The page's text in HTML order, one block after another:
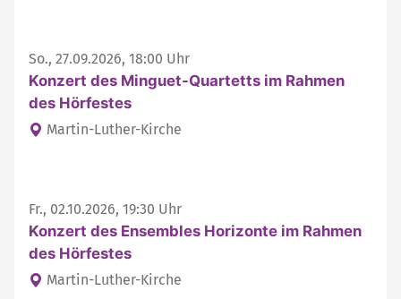
So., 27.09.2026, 18:00 Uhr
Konzert des Minguet-Quartetts im Rahmen
des Hörfestes
Martin-Luther-Kirche
Fr., 02.10.2026, 19:30 Uhr
Konzert des Ensembles Horizonte im Rahmen
des Hörfestes
Martin-Luther-Kirche